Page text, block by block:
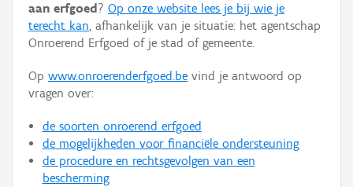
Hergebruik
Aanmelden
aan erfgoed ? Op onze website lees je bij wie je
terecht kan, afhankelijk van je situatie: het agentschap
Onroerend Erfgoed of je stad of gemeente.
Op www.onroerenderfgoed.be vind je antwoord op
vragen over:
de soorten onroerend erfgoed
de mogelijkheden voor financiële ondersteuning
de procedure en rechtsgevolgen van een
bescherming